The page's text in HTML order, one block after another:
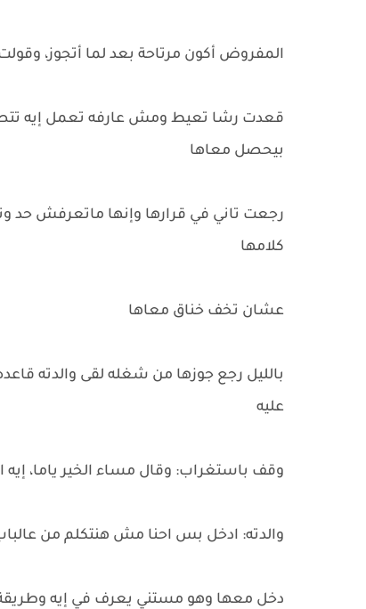
المفروض أكون مرتاحة بعد لما أتجوز،
قعدت رشا تعيط ومش عارفه تعمل إيه
بيحصل معاها
رجعت تاني في قرارها وإنها ماتعرفش
كلامها
عشان تخف خناق معاها
بالليل رجع جوزها من شغله لقى والدته
عليه
وقف باستغراب: وقال مساء الخير ياما، إيه
والدته: ادخل بس احنا مش هنتكلم من
دخل معها وهو مستني يعرف في إيه وطريقة